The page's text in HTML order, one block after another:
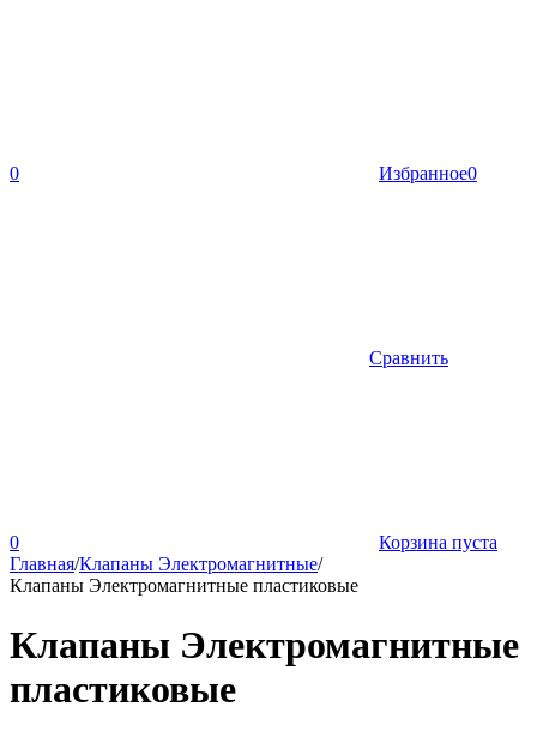
0 Избранное0
Сравнить
0
Корзина пуста
Главная/Клапаны Электромагнитные/
Клапаны Электромагнитные пластиковые
Клапаны Электромагнитные
пластиковые